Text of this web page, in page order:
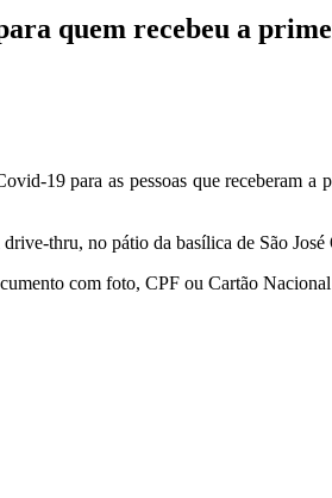
quem recebeu a
19 para as pessoas que receberam
thru, no pátio da basílica de São
com foto, CPF ou Cartão